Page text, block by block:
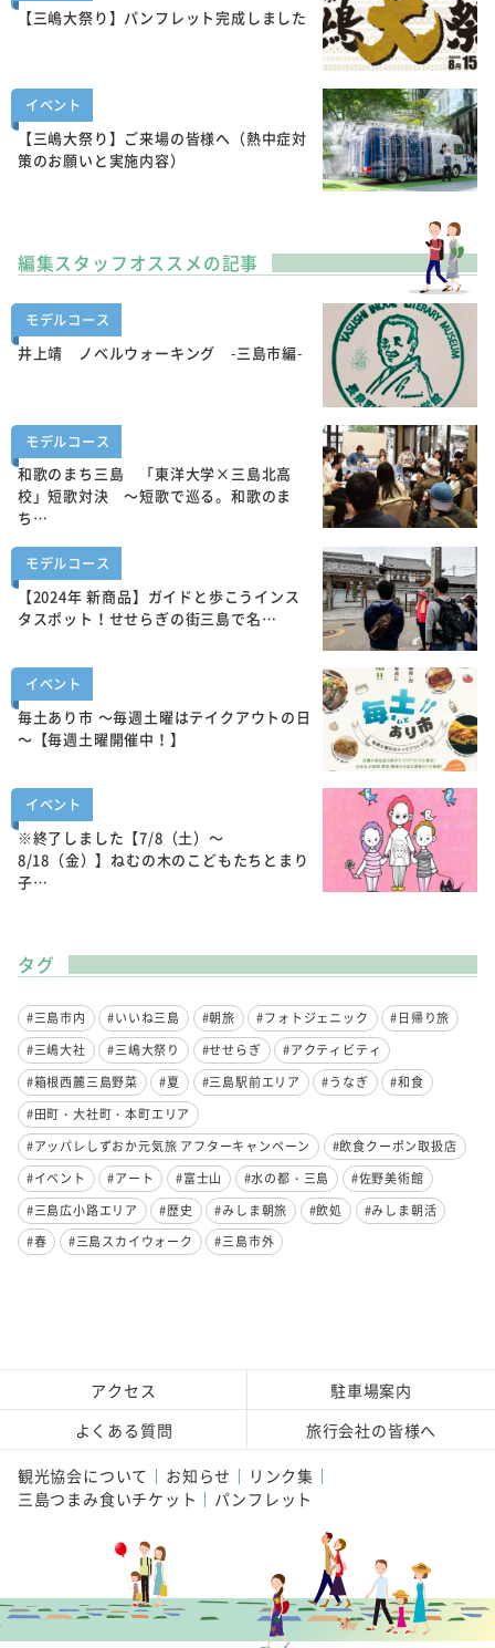
【三嶋大祭り】パンフレット完成しました
イベント
【三嶋大祭り】ご来場の皆様へ（熱中症対
策のお願いと実施内容）
編集スタッフオススメの記事
モデルコース
井上靖 ノベルウォーキング -三島市編-
モデルコース
和歌のまち三島 「東洋大学×三島北高
校」短歌対決 ～短歌で巡る。和歌のま
ち…
モデルコース
【2024年 新商品】ガイドと歩こうインス
タスポット！せせらぎの街三島で名…
イベント
毎土あり市 ～毎週土曜はテイクアウトの日
～【毎週土曜開催中！】
イベント
※終了しました【7/8（土）～
8/18（金）】ねむの木のこどもたちとまり
子…
タグ
#三島市内 #いいね三島 #朝旅 #フォトジェニック
#日帰り旅
#三嶋大社
#三嶋大祭り #せせらぎ
#アクティビティ
#箱根西麓三島野菜
#夏 #三島駅前エリア #うなぎ
#和食
#田町・大社町・本町エリア
#アッパレしずおか元気旅 アフターキャンペーン
#飲食クーポン取扱店
#イベント
#アート #富士山 #水の都・三島
#佐野美術館
#三島広小路エリア
#歴史 #みしま朝旅 #飲処
#みしま朝活
#春
#三島スカイウォーク #三島市外
アクセス
駐車場案内
よくある質問
旅行会社の皆様へ
観光協会について お知らせ
リンク集
三島つまみ食いチケット
パンフレット